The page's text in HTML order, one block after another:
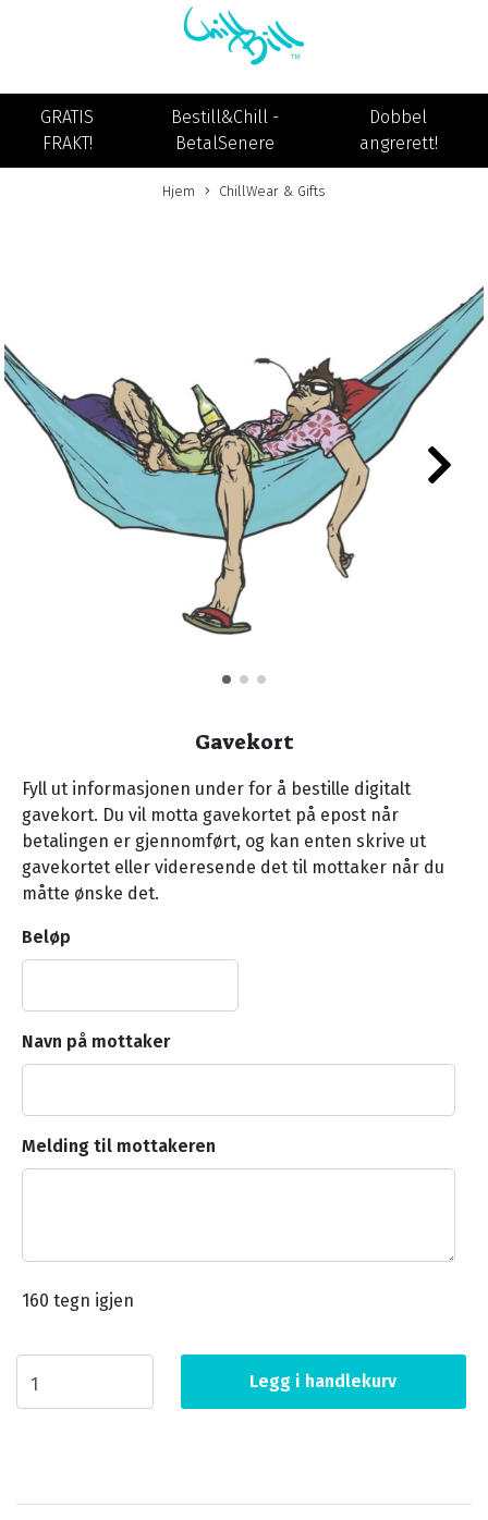
GRATIS
FRAKT!
Bestill&Chill -
BetalSenere
Dobbel
angrerett!
Hjem ChillWear & Gifts
Gavekort
Fyll ut informasjonen under for å bestille digitalt
gavekort. Du vil motta gavekortet på epost når
betalingen er gjennomført, og kan enten skrive ut
gavekortet eller videresende det til mottaker når du
måtte ønske det.
Beløp
Navn på mottaker
Melding til mottakeren
160 tegn igjen
Legg i handlekurv